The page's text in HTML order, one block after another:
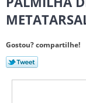
Gostou? compartilhe!